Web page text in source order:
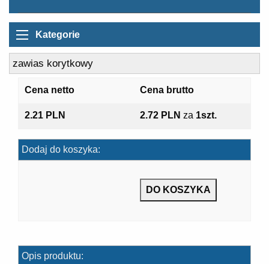
Kategorie
zawias korytkowy
Cena netto Cena brutto
2.21 PLN 2.72 PLN za 1szt.
Dodaj do koszyka:
Opis produktu: